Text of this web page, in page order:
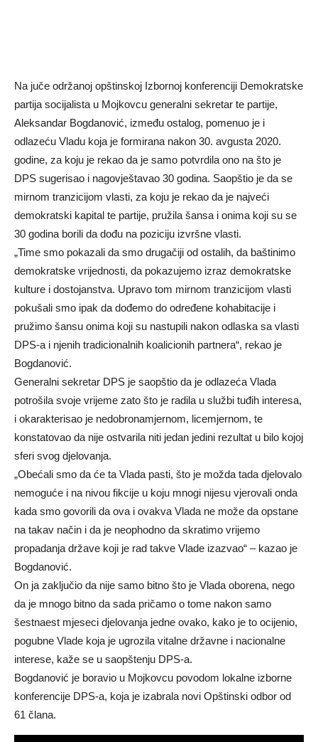
Na juče održanoj opštinskoj Izbornoj konferenciji Demokratske
partija socijalista u Mojkovcu generalni sekretar te partije,
Aleksandar Bogdanović, između ostalog, pomenuo je i
odlazeću Vladu koja je formirana nakon 30. avgusta 2020.
godine, za koju je rekao da je samo potvrdila ono na što je
DPS sugerisao i nagovještavao 30 godina. Saopštio je da se
mirnom tranzicijom vlasti, za koju je rekao da je najveći
demokratski kapital te partije, pružila šansa i onima koji su se
30 godina borili da dođu na poziciju izvršne vlasti.
„Time smo pokazali da smo drugačiji od ostalih, da baštinimo
demokratske vrijednosti, da pokazujemo izraz demokratske
kulture i dostojanstva. Upravo tom mirnom tranzicijom vlasti
pokušali smo ipak da dođemo do određene kohabitacije i
pružimo šansu onima koji su nastupili nakon odlaska sa vlasti
DPS-a i njenih tradicionalnih koalicionih partnera“, rekao je
Bogdanović.
Generalni sekretar DPS je saopštio da je odlazeća Vlada
potrošila svoje vrijeme zato što je radila u službi tuđih interesa,
i okarakterisao je nedobronamjernom, licemjernom, te
konstatovao da nije ostvarila niti jedan jedini rezultat u bilo kojoj
sferi svog djelovanja.
„Obećali smo da će ta Vlada pasti, što je možda tada djelovalo
nemoguće i na nivou fikcije u koju mnogi nijesu vjerovali onda
kada smo govorili da ova i ovakva Vlada ne može da opstane
na takav način i da je neophodno da skratimo vrijemo
propadanja države koji je rad takve Vlade izazvao“ – kazao je
Bogdanović.
On ja zaključio da nije samo bitno što je Vlada oborena, nego
da je mnogo bitno da sada pričamo o tome nakon samo
šestnaest mjeseci djelovanja jedne ovako, kako je to ocijenio,
pogubne Vlade koja je ugrozila vitalne državne i nacionalne
interese, kaže se u saopštenju DPS-a.
Bogdanović je boravio u Mojkovcu povodom lokalne izborne
konferencije DPS-a, koja je izabrala novi Opštinski odbor od
61 člana.